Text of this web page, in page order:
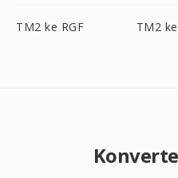
TM2 ke RGF TM2